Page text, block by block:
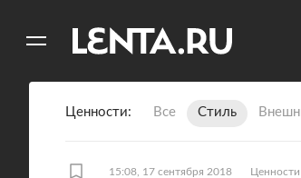
Ценности Все Стиль
15:08, 17 сентября 2018 Ценности